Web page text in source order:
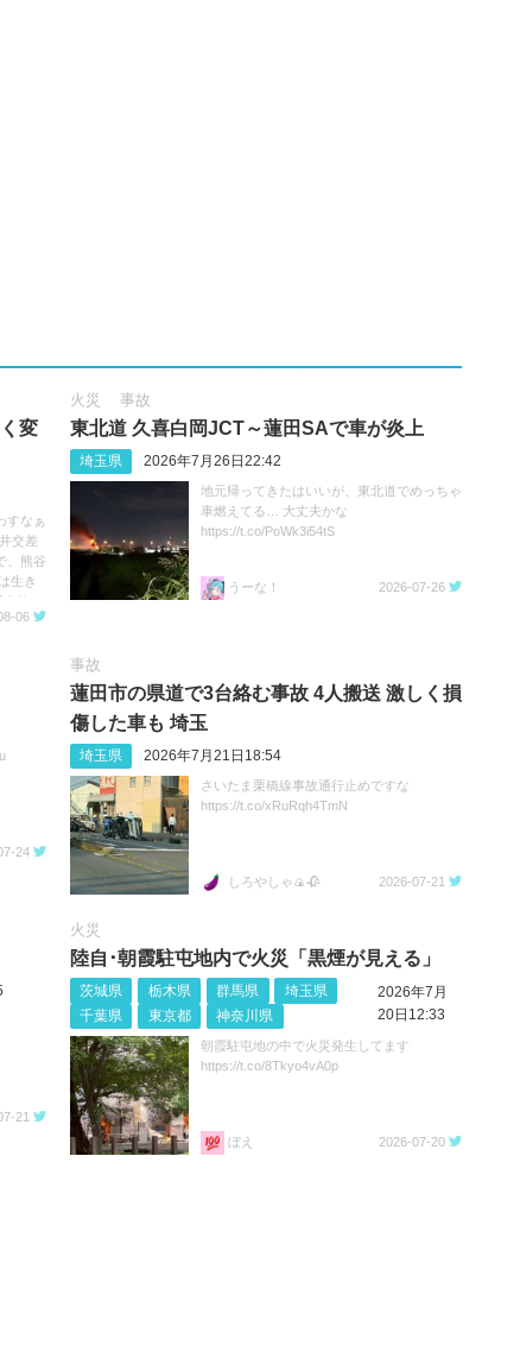
変
すなぁ
交差
、熊谷
生き
故 #
06
火災 事故
東北道 久喜白岡JCT～蓮田SAで車が炎上
埼玉県 2026年7月26日22:42
地元帰ってきたはいいが、東北道でめっちゃ
車燃えてる… 大丈夫かな
https://t.co/PoWk3i54tS
うーな！ 2026-07-26
24
事故
蓮田市の県道で3台絡む事故 4人搬送 激しく損
傷した車も 埼玉
埼玉県 2026年7月21日18:54
さいたま栗橋線事故通行止めですな
https://t.co/xRuRqh4TmN
しろやしゃ🍙🥀 2026-07-21
21
火災
陸自･朝霞駐屯地内で火災「黒煙が見える」
茨城県 栃木県 群馬県
埼玉県
千葉県
東京都 神奈川県
2026年7月
20日12:33
朝霞駐屯地の中で火災発生してます
https://t.co/8Tkyo4vA0p
ぼえ 2026-07-20